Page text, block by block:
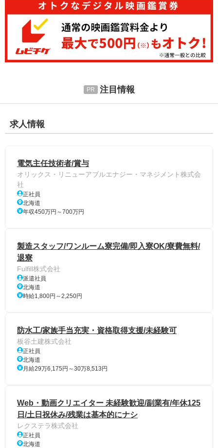
注目情報
求人情報
電気主任技術者/賞与
オリックス・リニューアブルエナジー・マネジメント株式会
社
正社員
北海道
年収450万円～700万円
製造スタッフ/ワンルーム寮完備/即入寮OK/寮費無料/
退寮
Fulfill株式会社
派遣社員
北海道
時給1,800円～2,250円
防水工/家族手当充実・資格取得支援/未経験可
板谷土建株式会社
正社員
北海道
月給29万6,175円～30万8,513円
Web・動画クリエイター 未経験歓迎/副業有/年休125
日/土日祝休み/残業は基本的にナシ
レクステラ株式会社
正社員
北海道